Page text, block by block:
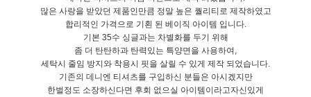
많은 사랑을 받았던 제품인만큼 정말 높은 퀄리티로 제작하였고
합리적인 가격으로 기횐 된 베이직 아이템 입니다.
기본 35수 싱글과는 차별화를 두기 위해
좀 더 탄탄하과 탄력있는 특양면을 사용하여,
세탁시 줄임 방지와 착용시 핏을 살릴 수 있게 제작 되었습니다.
기존의 데니엔 티셔츠를 구입하신 분들은 아시겠지만
한벌정도 소장하신다면 후회 없으실 아이템이라고자신있게